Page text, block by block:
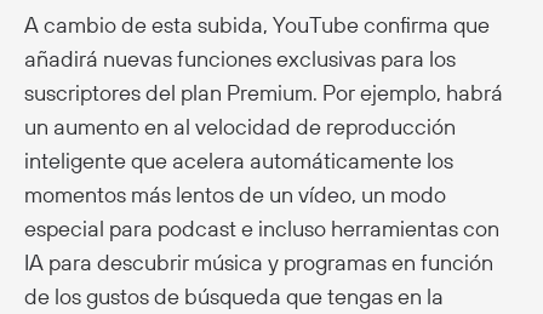
A cambio de esta subida, YouTube confirma que
añadirá nuevas funciones exclusivas para los
suscriptores del plan Premium. Por ejemplo, habrá
un aumento en al velocidad de reproducción
inteligente que acelera automáticamente los
momentos más lentos de un vídeo, un modo
especial para podcast e incluso herramientas con
IA para descubrir música y programas en función
de los gustos de búsqueda que tengas en la